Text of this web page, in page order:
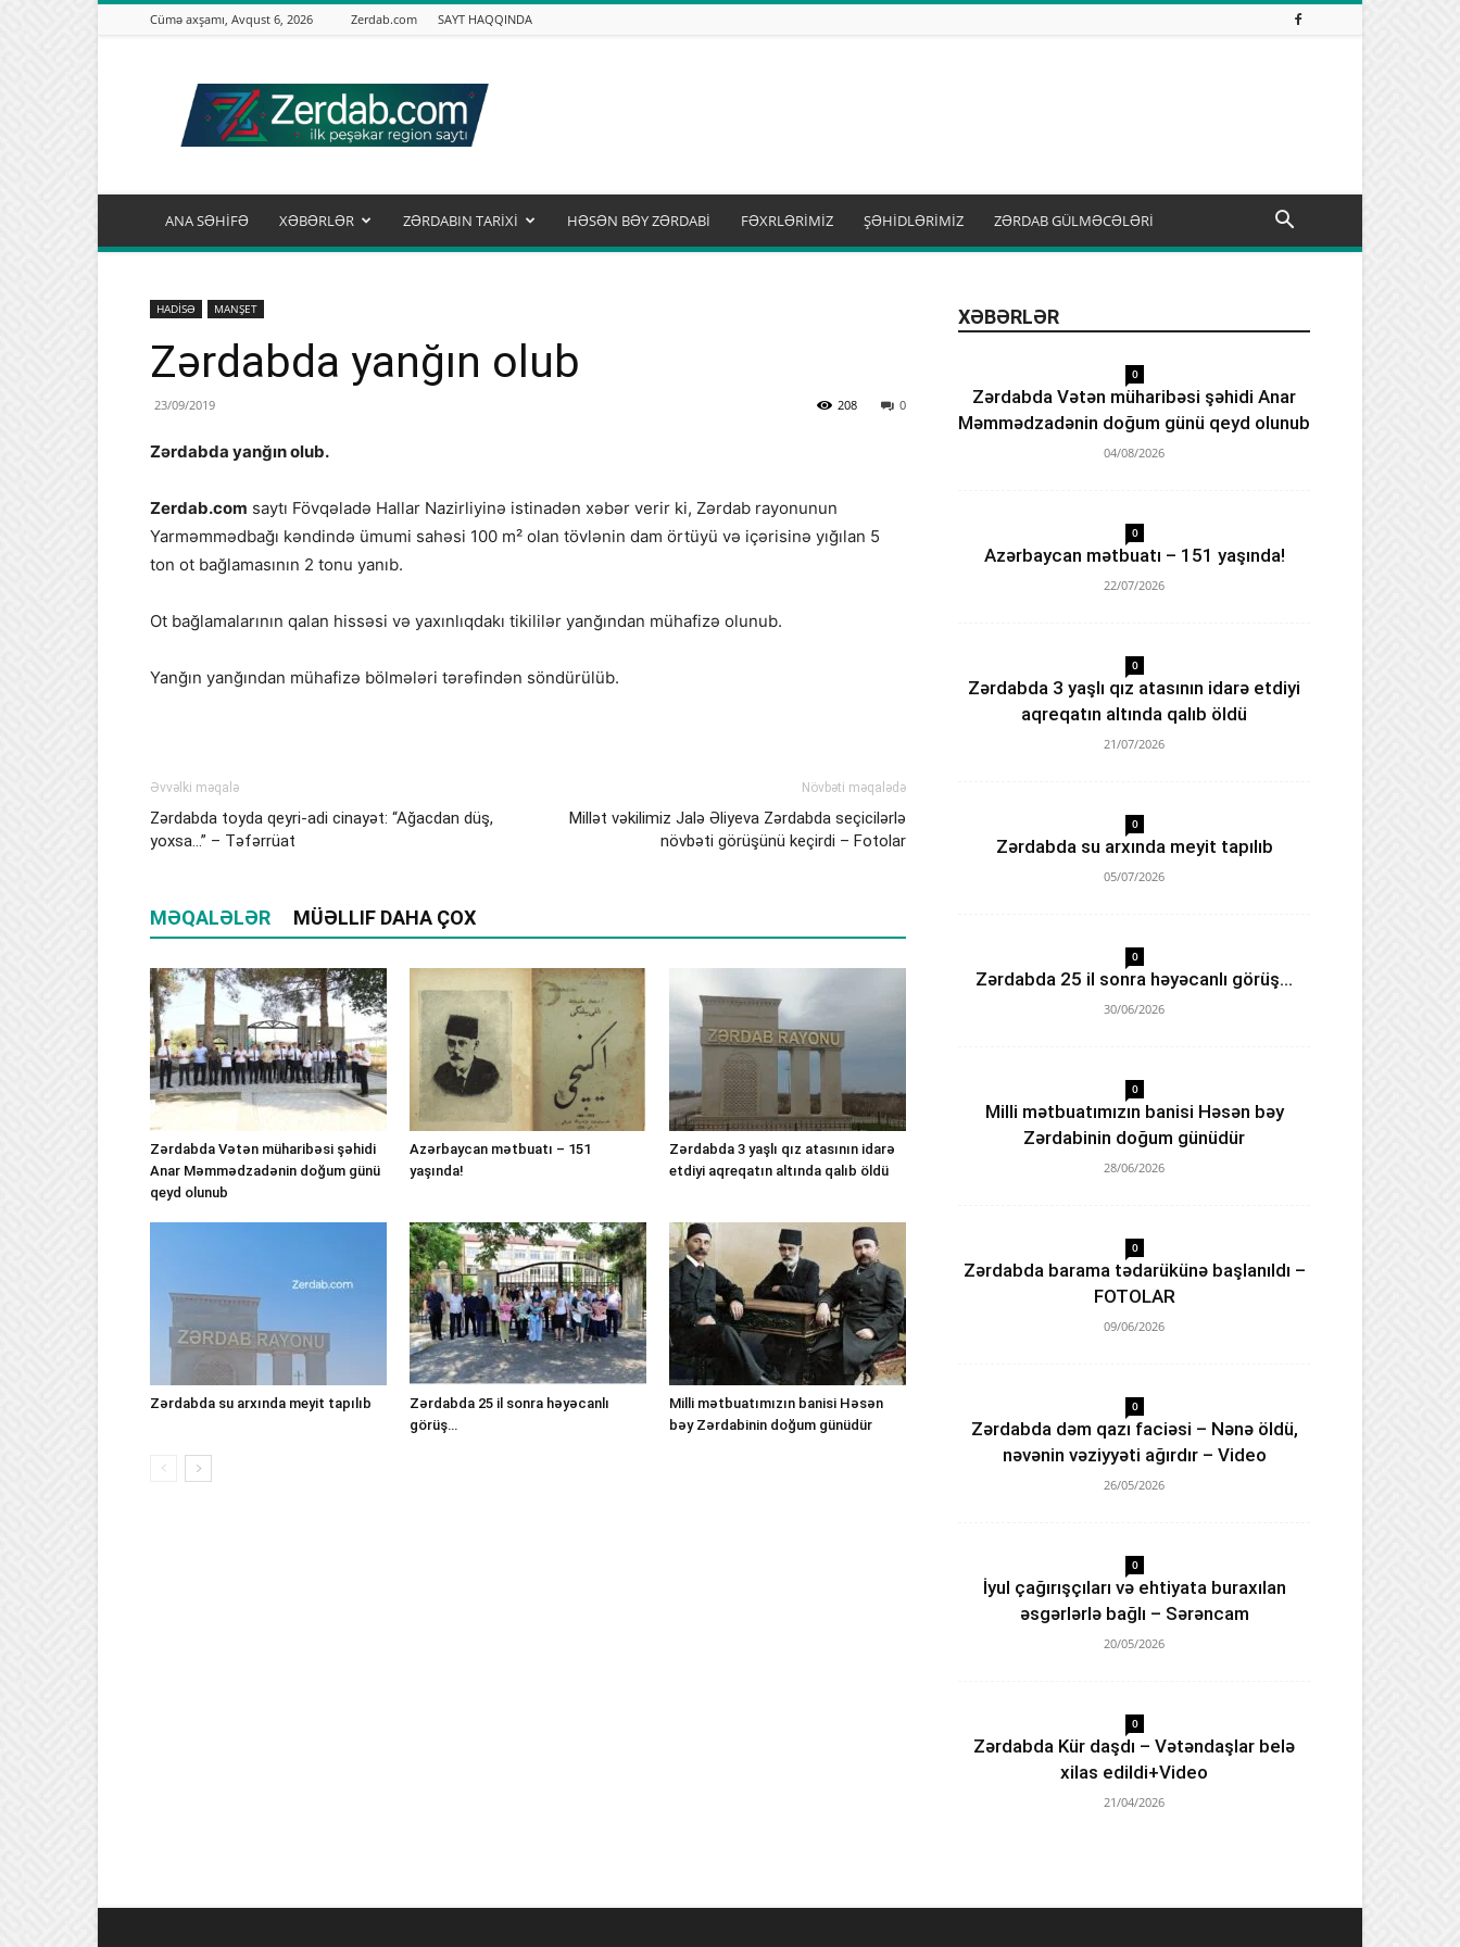
Cümə axşamı, Avqust 6, 2026 Zerdab.com SAYT HAQQINDA
ANA SƏHİFƏ XƏBƏRLƏR ZƏRDABIN TARİXİ HƏSƏN BƏY ZƏRDABİ FƏXRLƏRİMİZ ŞƏHİDLƏRİMİZ ZƏRDAB GÜLMƏCƏLƏRİ
HADİSƏ MANŞET
Zərdabda yanğın olub
23/09/2019 0
208
Zərdabda yanğın olub.
Zerdab.com saytı Fövqəladə Hallar Nazirliyinə istinadən xəbər verir ki, Zərdab rayonunun
Yarməmmədbağı kəndində ümumi sahəsi 100 m² olan tövlənin dam örtüyü və içərisinə yığılan 5
ton ot bağlamasının 2 tonu yanıb.
Ot bağlamalarının qalan hissəsi və yaxınlıqdakı tikililər yanğından mühafizə olunub.
Yanğın yanğından mühafizə bölmələri tərəfindən söndürülüb.​
Əvvəlki məqalə
Zərdabda toyda qeyri-adi cinayət: “Ağacdan düş,
yoxsa…” – Təfərrüat
Növbəti məqalədə
Millət vəkilimiz Jalə Əliyeva Zərdabda seçicilərlə
növbəti görüşünü keçirdi – Fotolar
MƏQALƏLƏR MÜƏLLIF DAHA ÇOX
Zərdabda Vətən müharibəsi şəhidi
Anar Məmmədzadənin doğum günü
qeyd olunub
Azərbaycan mətbuatı – 151
yaşında!
Zərdabda 3 yaşlı qız atasının idarə
etdiyi aqreqatın altında qalıb öldü
Zərdabda su arxında meyit tapılıb
Zərdabda 25 il sonra həyəcanlı
görüş…
Milli mətbuatımızın banisi Həsən
bəy Zərdabinin doğum günüdür
XƏBƏRLƏR
0
Zərdabda Vətən müharibəsi şəhidi Anar
Məmmədzadənin doğum günü qeyd olunub
04/08/2026
0
Azərbaycan mətbuatı – 151 yaşında!
22/07/2026
0
Zərdabda 3 yaşlı qız atasının idarə etdiyi
aqreqatın altında qalıb öldü
21/07/2026
0
Zərdabda su arxında meyit tapılıb
05/07/2026
0
Zərdabda 25 il sonra həyəcanlı görüş…
30/06/2026
0
Milli mətbuatımızın banisi Həsən bəy
Zərdabinin doğum günüdür
28/06/2026
0
Zərdabda barama tədarükünə başlanıldı –
FOTOLAR
09/06/2026
0
Zərdabda dəm qazı faciəsi – Nənə öldü,
nəvənin vəziyyəti ağırdır – Video
26/05/2026
0
İyul çağırışçıları və ehtiyata buraxılan
əsgərlərlə bağlı – Sərəncam
20/05/2026
0
Zərdabda Kür daşdı – Vətəndaşlar belə
xilas edildi+Video
21/04/2026